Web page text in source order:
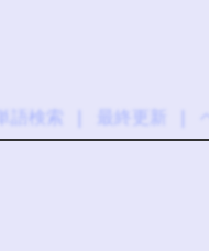
単語検索 最終更新